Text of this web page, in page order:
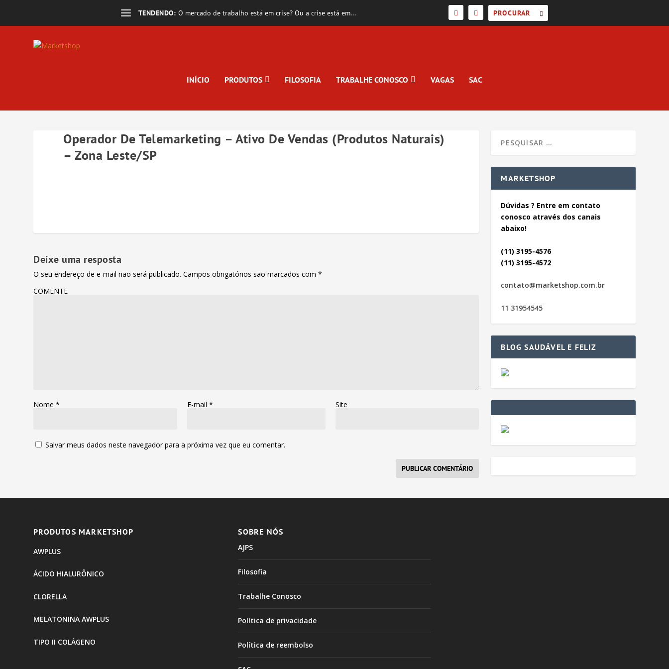
TENDENDO: O mercado de trabalho está em crise? Ou a crise está em...
INÍCIO PRODUTOS FILOSOFIA TRABALHE CONOSCO VAGAS SAC
Operador De Telemarketing – Ativo De Vendas (Produtos Naturais)
– Zona Leste/SP
Deixe uma resposta
O seu endereço de e-mail não será publicado. Campos obrigatórios são marcados com*
COMENTE
Nome* E-mail * Site
Salvar meus dados neste navegador para a próxima vez que eu comentar.
MARKETSHOP
Dúvidas ? Entre em contato
conosco através dos canais
abaixo!
(11) 3195-4576
(11) 3195-4572
contato@marketshop.com.br
11 31954545
BLOG SAUDÁVEL E FELIZ
PRODUTOS MARKETSHOP
AWPLUS
ÁCIDO HIALURÔNICO
CLORELLA
MELATONINA AWPLUS
TIPO II COLÁGENO
SOBRE NÓS
AJPS
Filosofia
Trabalhe Conosco
Política de privacidade
Política de reembolso